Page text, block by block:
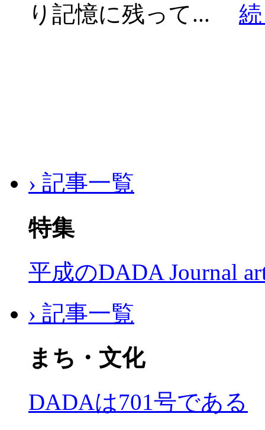
り記憶に残って...
› 記事一覧
特集
平成のDADA Journal
› 記事一覧
まち・文化
DADAは701号である